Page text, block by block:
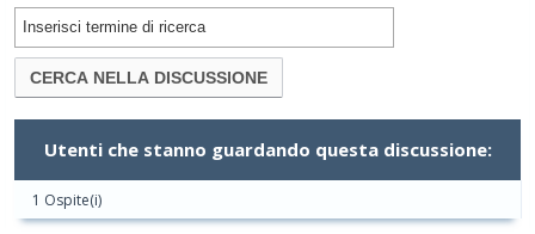
Utenti che stanno guardando questa discussione:
1 Ospite(i)